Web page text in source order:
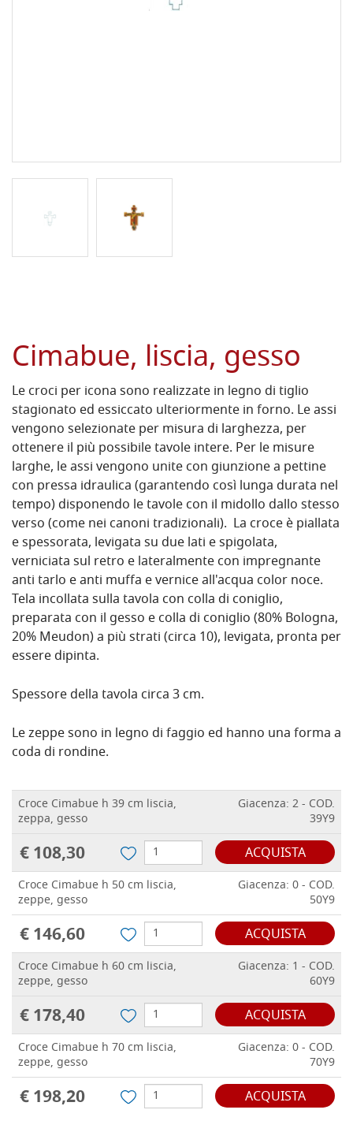
Cimabue, liscia, gesso
Le croci per icona sono realizzate in legno di tiglio
stagionato ed essiccato ulteriormente in forno. Le assi
vengono selezionate per misura di larghezza, per
ottenere il più possibile tavole intere. Per le misure
larghe, le assi vengono unite con giunzione a pettine
con pressa idraulica (garantendo così lunga durata nel
tempo) disponendo le tavole con il midollo dallo stesso
verso (come nei canoni tradizionali). La croce è piallata
e spessorata, levigata su due lati e spigolata,
verniciata sul retro e lateralmente con impregnante
anti tarlo e anti muffa e vernice all'acqua color noce.
Tela incollata sulla tavola con colla di coniglio,
preparata con il gesso e colla di coniglio (80% Bologna,
20% Meudon) a più strati (circa 10), levigata, pronta per
essere dipinta.
Spessore della tavola circa 3 cm.
Le zeppe sono in legno di faggio ed hanno una forma a
coda di rondine.
Croce Cimabue h 39 cm liscia,
zeppa, gesso
Giacenza: 2 - COD.
39Y9
€ 108,30 ACQUISTA
Croce Cimabue h 50 cm liscia,
zeppe, gesso
Giacenza: 0 - COD.
50Y9
€ 146,60 ACQUISTA
Croce Cimabue h 60 cm liscia,
zeppe, gesso
Giacenza: 1 - COD.
60Y9
€ 178,40 ACQUISTA
Croce Cimabue h 70 cm liscia,
zeppe, gesso
Giacenza: 0 - COD.
70Y9
€ 198,20 ACQUISTA